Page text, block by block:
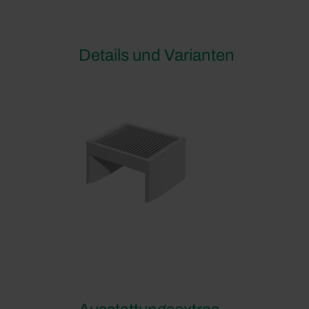
Details und Varianten